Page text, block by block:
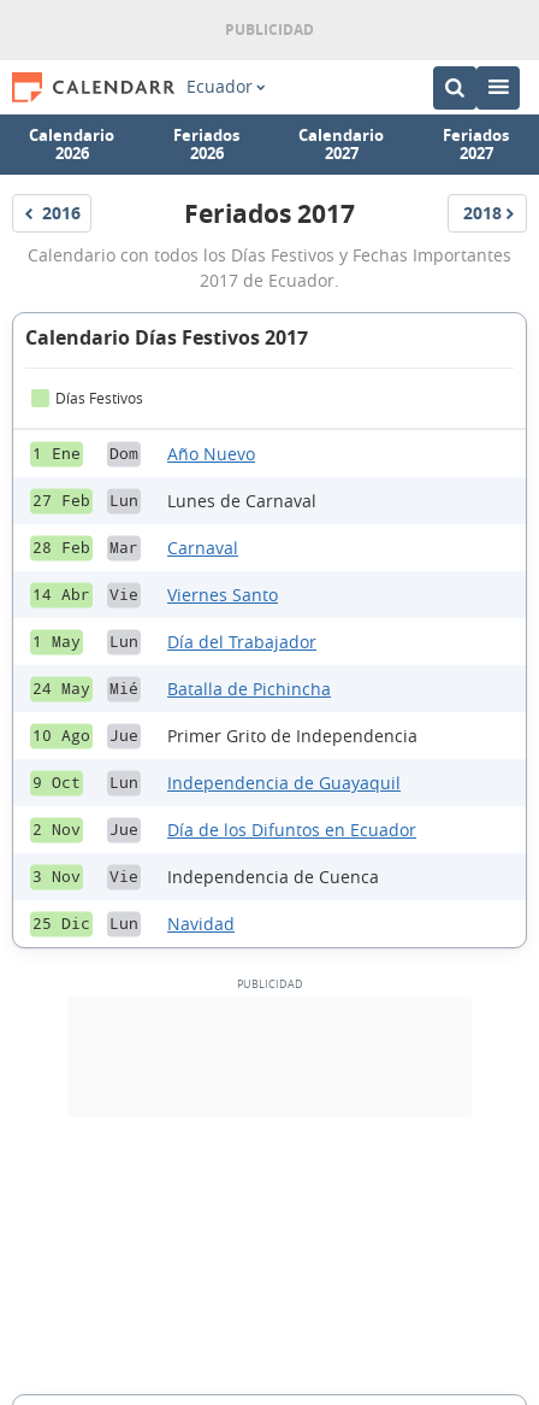
Ecuador
Calendario
2026
Feriados
2026
Calendario
2027
Feriados
2027
Feriados
2016
Feriados
Ecuador
2017
Feriados 2017 Feriados
2018
Calendario con todos los Días Festivos y Fechas Importantes
2017 de Ecuador.
Calendario Días Festivos 2017
Días Festivos
1 Ene Dom Año Nuevo
27 Feb Lun Lunes de Carnaval
28 Feb Mar Carnaval
14 Abr Vie Viernes Santo
1 May Lun Día del Trabajador
24 May Mié Batalla de Pichincha
10 Ago Jue Primer Grito de Independencia
9 Oct Lun Independencia de Guayaquil
2 Nov Jue Día de los Difuntos en Ecuador
3 Nov Vie Independencia de Cuenca
25 Dic Lun Navidad